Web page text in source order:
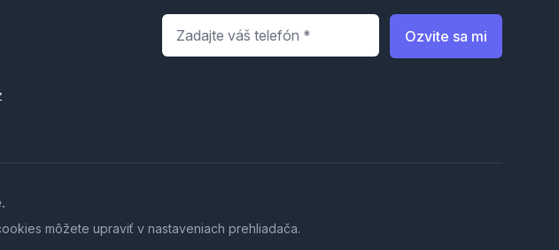
Telefón
Ozvite sa mi
môžete upraviť v nastaveniach prehliadača.